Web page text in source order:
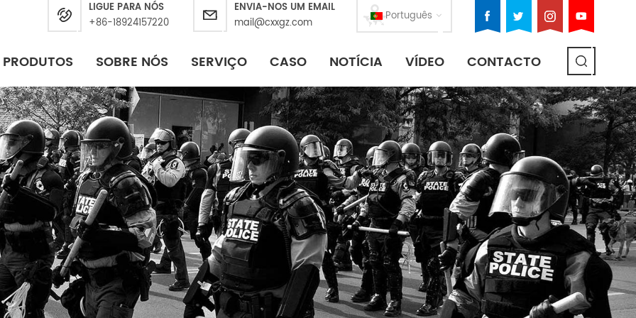
Português
LIGUE PARA NÓS
+86-18924157220
ENVIA-NOS UM EMAIL
mail@cxxgz.com
PRODUTOS SOBRE NÓS SERVIÇO CASO NOTÍCIA VÍDEO CONTACTO